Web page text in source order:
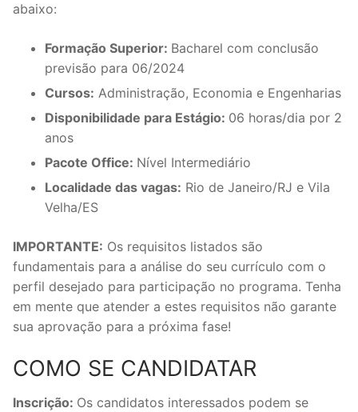
abaixo:
Formação Superior: Bacharel com conclusão
previsão para 06/2024
Cursos: Administração, Economia e Engenharias
Disponibilidade para Estágio: 06 horas/dia por 2
anos
Pacote Office: Nível Intermediário
Localidade das vagas: Rio de Janeiro/RJ e Vila
Velha/ES
IMPORTANTE: Os requisitos listados são
fundamentais para a análise do seu currículo com o
perfil desejado para participação no programa. Tenha
em mente que atender a estes requisitos não garante
sua aprovação para a próxima fase!
COMO SE CANDIDATAR
Inscrição: Os candidatos interessados podem se